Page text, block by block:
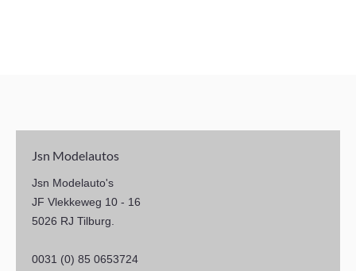
Jsn Modelautos
Jsn Modelauto's
JF Vlekkeweg 10 - 16
5026 RJ Tilburg.
0031 (0) 85 0653724